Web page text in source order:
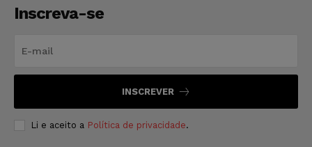
Inscreva-se
INSCREVER
Li e aceito a Política de privacidade.